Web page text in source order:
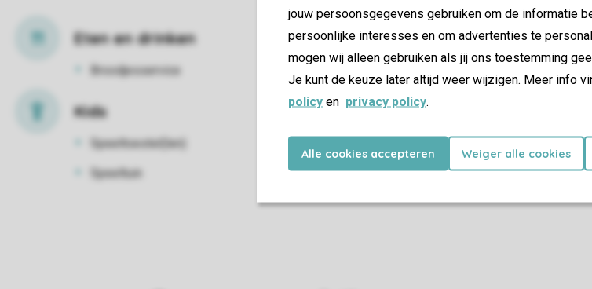
jouw persoonsgegevens gebruiken om de informatie
persoonlijke interesses en om advertenties te
mogen wij alleen gebruiken als jij ons toestemming
Je kunt de keuze later altijd weer wijzigen. Meer info
policy en privacy policy.
Alle cookies accepteren Weiger alle cookies
Eten en drinken
Broodjesservice
Kids
Speeltoestel(len)
Speeltuin